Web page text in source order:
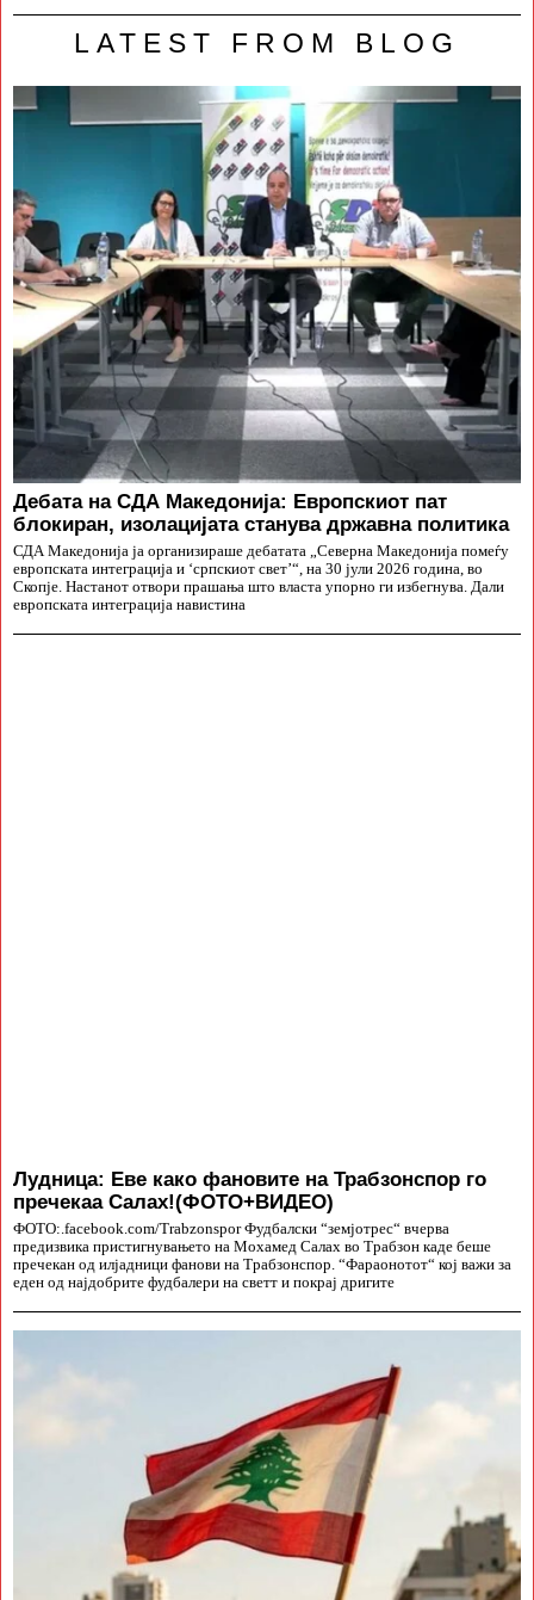
LATEST FROM BLOG
Дебата на СДА Македонија: Европскиот пат
блокиран, изолацијата станува државна политика
СДА Македонија ја организираше дебатата „Северна Македонија помеѓу
европската интеграција и ‘српскиот свет’“, на 30 јули 2026 година, во
Скопје. Настанот отвори прашања што власта упорно ги избегнува. Дали
европската интеграција навистина
Лудница: Еве како фановите на Трабзонспор го
пречекаа Салах!(ФОТО+ВИДЕО)
ФОТО:.facebook.com/Trabzonspor Фудбалски “земјотрес“ вчерва
предизвика пристигнувањето на Мохамед Салах во Трабзон каде беше
пречекан од илјадници фанови на Трабзонспор. “Фараонотот“ кој важи за
еден од најдобрите фудбалери на светт и покрај дригите